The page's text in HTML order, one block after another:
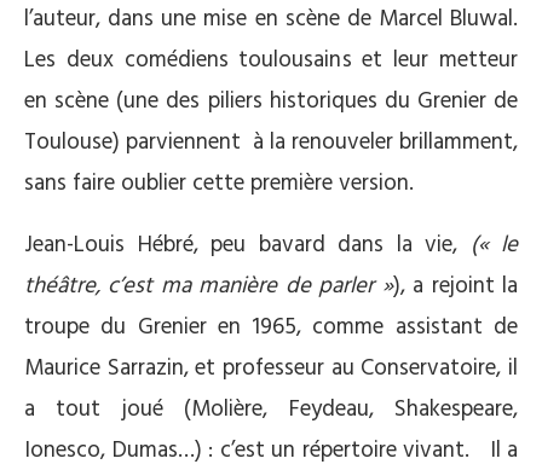
l’auteur, dans une mise en scène de Marcel Bluwal.
Les deux comédiens toulousains et leur metteur
en scène (une des piliers historiques du Grenier de
Toulouse) parviennent à la renouveler brillamment,
sans faire oublier cette première version.
Jean-Louis Hébré, peu bavard dans la vie, (« le
théâtre, c’est ma manière de parler »), a rejoint la
troupe du Grenier en 1965, comme assistant de
Maurice Sarrazin, et professeur au Conservatoire, il
a tout joué (Molière, Feydeau, Shakespeare,
Ionesco, Dumas…) : c’est un répertoire vivant. Il a